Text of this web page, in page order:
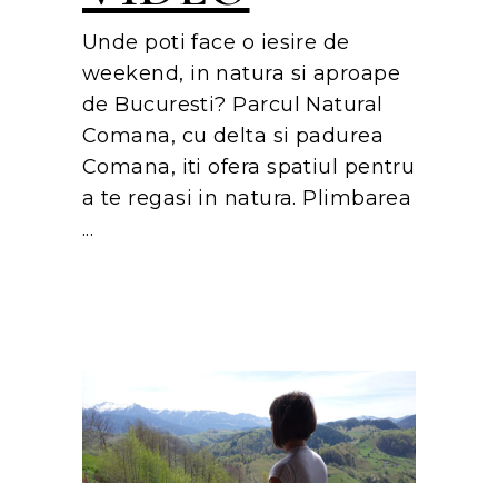
Unde poti face o iesire de
weekend, in natura si aproape
de Bucuresti? Parcul Natural
Comana, cu delta si padurea
Comana, iti ofera spatiul pentru
a te regasi in natura. Plimbarea